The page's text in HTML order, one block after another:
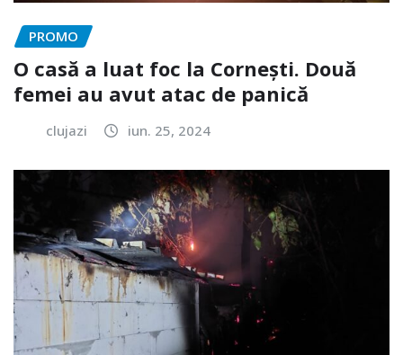
PROMO
O casă a luat foc la Cornești. Două
femei au avut atac de panică
clujazi iun. 25, 2024